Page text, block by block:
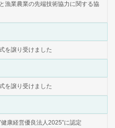
漁業農業の先端技術協力に関する協
を譲り受けました
を譲り受けました
康経営優良法人2025”に認定